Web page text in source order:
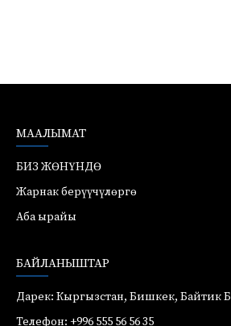
МААЛЫМАТ
БИЗ ЖӨНҮНДӨ
Жарнак берүүчүлөргө
Аба ырайы
БАЙЛАНЫШТАР
Дарек: Кыргызстан, Бишкек, Байтик
Телефон: +996 555 56 56 35